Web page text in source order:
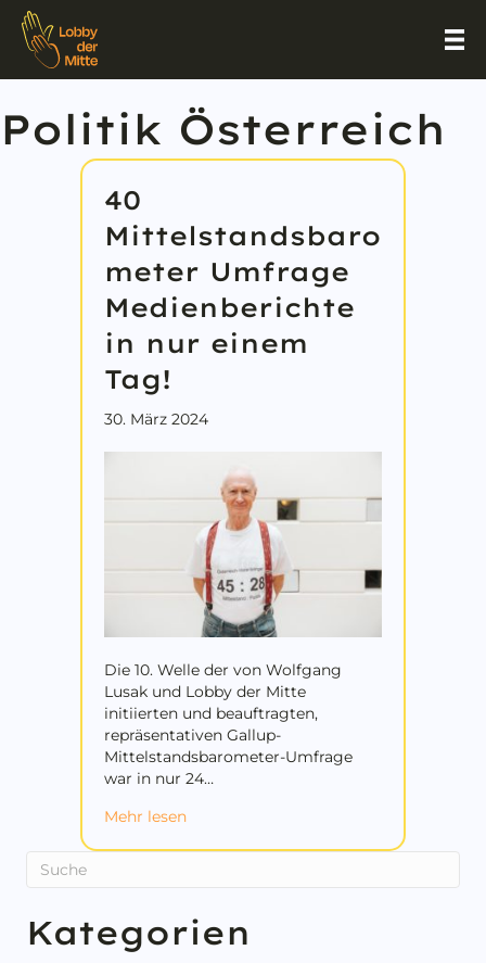
Politik Österreich
40
Mittelstandsbaro
meter Umfrage
Medienberichte
in nur einem
Tag!
30. März 2024
Die 10. Welle der von Wolfgang
Lusak und Lobby der Mitte
initiierten und beauftragten,
repräsentativen Gallup-
Mittelstandsbarometer-Umfrage
war in nur 24…
Mehr lesenabout 40 Mittelstandsbarometer
Kategorien